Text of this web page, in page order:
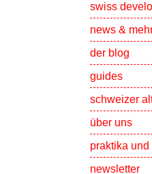
swiss
news &
der blog
guides
schweizer
über uns
praktika
newsletter